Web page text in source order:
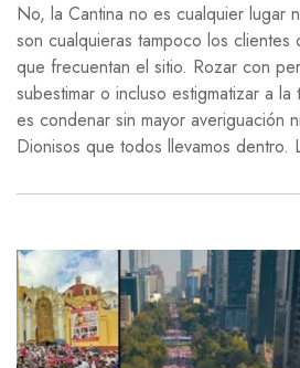
No, la Cantina no es cualquier lugar
son cualquieras tampoco los clientes
que frecuentan el sitio. Rozar con
subestimar o incluso estigmatizar a
es condenar sin mayor averiguación
Dionisos que todos llevamos